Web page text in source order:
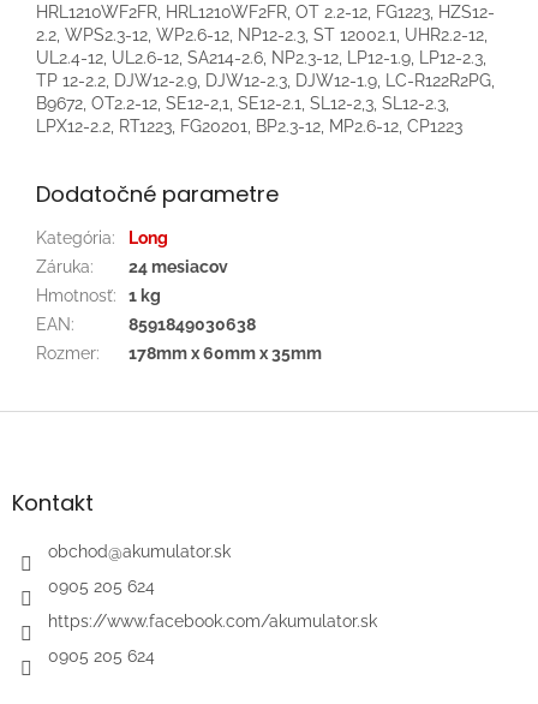
HRL1210WF2FR, HRL1210WF2FR, OT 2.2-12, FG1223, HZS12-
2.2, WPS2.3-12, WP2.6-12, NP12-2.3, ST 12002.1, UHR2.2-12,
UL2.4-12, UL2.6-12, SA214-2.6, NP2.3-12, LP12-1.9, LP12-2.3,
TP 12-2.2, DJW12-2.9, DJW12-2.3, DJW12-1.9, LC-R122R2PG,
B9672, OT2.2-12, SE12-2,1, SE12-2.1, SL12-2,3, SL12-2.3,
LPX12-2.2, RT1223, FG20201, BP2.3-12, MP2.6-12, CP1223
Dodatočné parametre
Kategória:
Long
Záruka:
24 mesiacov
Hmotnosť:
1 kg
EAN:
8591849030638
Rozmer: 178mm x 60mm x 35mm
Z
äKontakt
obchod@akumulator.sk
0905 205 624
https://www.facebook.com/akumulator.sk
0905 205 624